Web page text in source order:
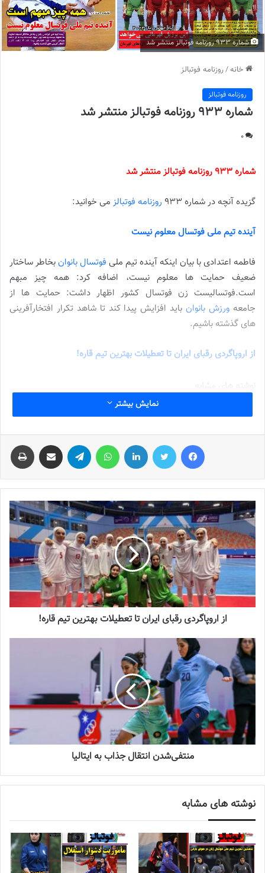
شماره 933 روزنامه فوتبالز منتشر شد
خانه/روزنامه فوتبالز
روزنامه فوتبالز
شماره 933 روزنامه فوتبالز منتشر شد
0
شماره 933 روزنامه فوتبالز منتشر شد
گزیده آنچه در شماره 933 روزنامه فوتبالز می خوانید:
آینده تیم ملی فوتسال معلوم نیست
فاطمه اعتدادی با بیان اینکه آینده تیم ملی فوتسال بانوانبخاطر ساختار
ضعیف حمایت ها معلوم نیست، اضافه کرد: همه چیز مبهم
است.فوتسالیست زن فوتسال کشور اظهار داشت: حمایت ها از
جامعه ورزش بانوان باید افزایش پیدا کند تا شاهد تکرار افتخارآفرینی
های گذشته باشیم.
از اروپاگردی رقبای ایران تا تعطیلات بهترین تیم قاره!
شماره 772 روزنامه فوتبالز منتشر شد
2022-12-16
شماره 1054 روزنامه فوتبالز منتشر شد
2023-12-25
شماره 900 روزنامه فوتبالز منتشر شد
2023-06-14
شماره 918 روزنامه فوتبالز منتشر شد
2023-07-07
تیم ملی فوتسال زنان ایران در آستانه رقابت‌های داخل سالن آسیا
شرایط بحرانی‌ای را دارد. زنان
فوتسالایران که هیچ‌گاه تجربه قهرمانی
قهرمانی در جام ملت‌ها، پرافتخارترین تیم قاره محسوب می‌شوند.
تیم‌های چین، اندونزی و البته تایلند از دیگر تیم‌های شرکت‌کننده در
مسابقات داخل سالن آسیا هستند که در ماه‌های گذشته اردوهای
آماده‌سازی خود را برگزار کرده‌اند اما در ایران خبری از برگزاری اردوهای
آماده‌سازی نیست. جالب آنکه در فاصله 8 ماه تا شروع مسابقات داخل
سالن آسیا، کمترین میزان آمادگی با توجه به تعطیلات سریالی اردوهای
تیم ملیفوتسال زناناز آن تیم ایران است اما به نظر می‌رسد که فعلاً
این تیم جایی در تفکرات مسئولان فدراسیون فوتبال ندارد!
◾️با فوتبالز همراه شوید◾️فوتبالز را در اینستاگرام دنبال کنید
نمایش بیشتر
از اروپاگردی رقبای ایران تا تعطیلات بهترین تیم قاره!
منتفی‌شدن انتقال جذاب به ایتالیا
نوشته های مشابه